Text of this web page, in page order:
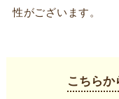
性がございます。
こちらか